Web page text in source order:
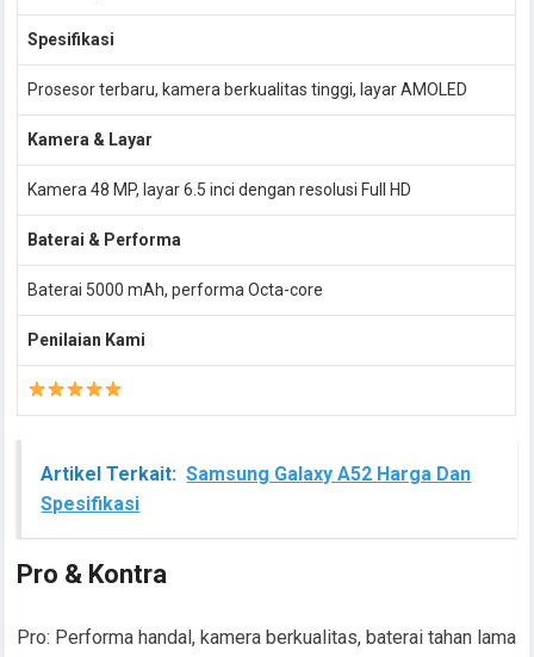
Spesifikasi
Prosesor terbaru, kamera berkualitas tinggi, layar AMOLED
Kamera & Layar
Kamera 48 MP, layar 6.5 inci dengan resolusi Full HD
Baterai & Performa
Baterai 5000 mAh, performa Octa-core
Penilaian Kami
Artikel Terkait: Samsung Galaxy A52 Harga Dan
Spesifikasi
Pro & Kontra
Pro: Performa handal, kamera berkualitas, baterai tahan lama